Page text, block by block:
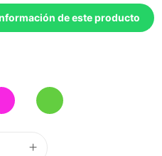
de este producto